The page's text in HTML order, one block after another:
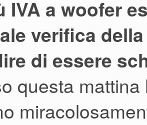
IVA a woofer
verifica
di essere
questa